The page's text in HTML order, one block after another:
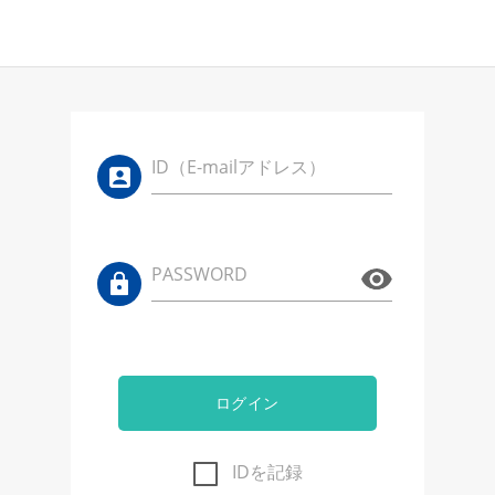
ID（E-mailアドレス）
PASSWORD
ログイン
IDを記録